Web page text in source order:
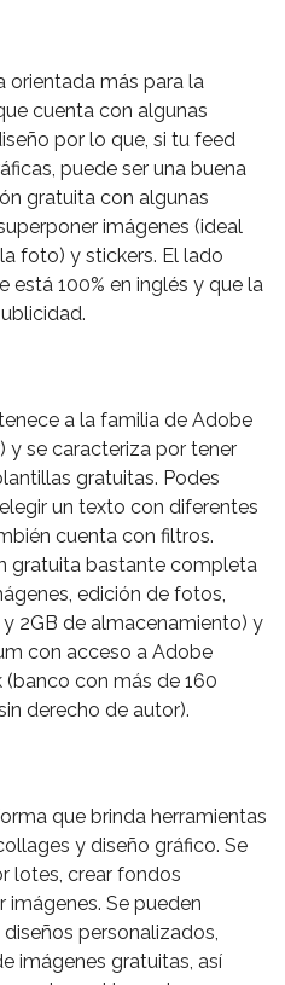
orientada más para la
cuenta con algunas
por lo que, si tu feed
puede ser una buena
gratuita con algunas
imágenes (ideal
foto) y stickers. El lado
está 100% en inglés y que la
a la familia de Adobe
se caracteriza por tener
gratuitas. Podes
un texto con diferentes
cuenta con filtros.
gratuita bastante completa
edición de fotos,
2GB de almacenamiento) y
con acceso a Adobe
con más de 160
derecho de autor).
que brinda herramientas
y diseño gráfico. Se
lotes, crear fondos
Se pueden
personalizados,
imágenes gratuitas, así